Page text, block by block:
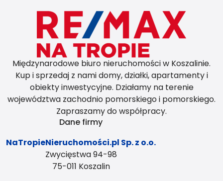
Międzynarodowe biuro nieruchomości w Koszalinie.
Kup i sprzedaj z nami domy, działki, apartamenty i
obiekty inwestycyjne. Działamy na terenie
województwa zachodnio pomorskiego i pomorskiego.
Zapraszamy do współpracy.
Dane firmy
NaTropieNieruchomości.pl Sp. z o.o.
Zwycięstwa 94-98
75-011 Koszalin